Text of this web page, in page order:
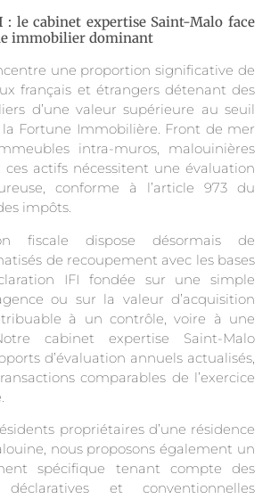
: le cabinet expertise Saint-Malo face
immobilier dominant
une proportion significative de
français et étrangers détenant des
d’une valeur supérieure au seuil
la Fortune Immobilière. Front de mer
intra-muros, malouinières
ces actifs nécessitent une évaluation
conforme à l’article 973 du
impôts.
fiscale dispose désormais de
de recoupement avec les bases
IFI fondée sur une simple
ou sur la valeur d’acquisition
à un contrôle, voire à une
cabinet expertise Saint-Malo
d’évaluation annuels actualisés,
comparables de l’exercice
propriétaires d’une résidence
nous proposons également un
spécifique tenant compte des
déclaratives et conventionnelles